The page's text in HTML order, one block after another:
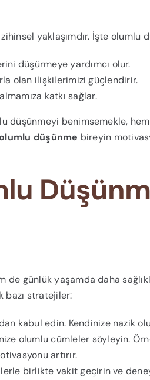
yaklaşımdır. İşte olumlu
düşürmeye yardımcı olur.
olan ilişkilerimizi güçlendirir.
katkı sağlar.
düşünmeyi benimsemekle,
düşünme bireyin
de günlük yaşamda daha
bazı stratejiler:
kabul edin. Kendinize nazik
olumlu cümleler söyleyin.
artırır.
birlikte vakit geçirin ve